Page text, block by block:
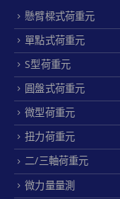
懸臂樑式荷重元
單點式荷重元
S型荷重元
圓盤式荷重元
微型荷重元
扭力荷重元
二/三軸荷重元
微力量量測